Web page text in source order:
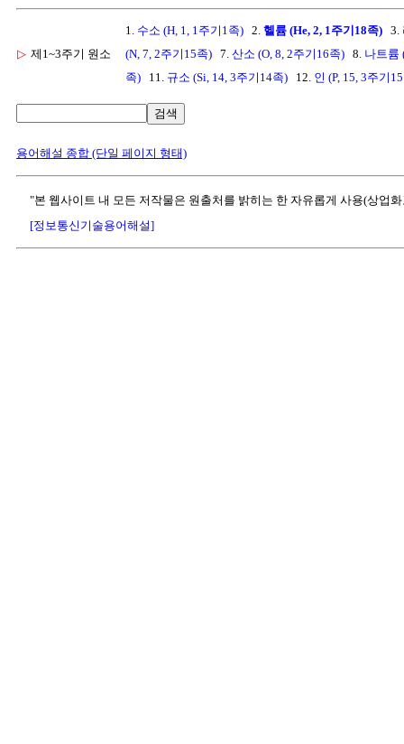
▷ 제1~3주기 원소
1. 수소 (H, 1, 1주기1족) 2. 헬륨 (He, 2, 1주기18족) 3.
(N, 7, 2주기15족) 7. 산소 (O, 8, 2주기16족) 8. 나트륨
족) 11. 규소 (Si, 14, 3주기14족) 12. 인 (P, 15, 3주기
검색
용어해설 종합 (단일 페이지 형태)
"본 웹사이트 내 모든 저작물은 원출처를 밝히는 한 자유롭게 사용(상업
[정보통신기술용어해설]